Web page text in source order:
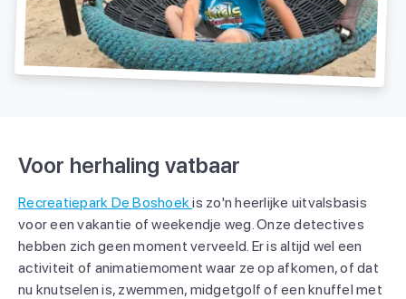
Voor herhaling vatbaar
Recreatiepark De Boshoekis zo'n heerlijke uitvalsbasis
voor een vakantie of weekendje weg. Onze detectives
hebben zich geen moment verveeld. Er is altijd wel een
activiteit of animatiemoment waar ze op afkomen, of dat
nu knutselen is, zwemmen, midgetgolf of een knuffel met